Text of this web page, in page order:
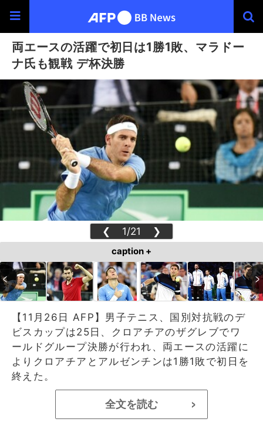
両エースの活躍で初日は1勝1敗、マラドー
ナ氏も観戦 デ杯決勝
❮ 1/21 ❯
caption +
【11月26日 AFP】男子テニス、国別対抗戦のデ
ビスカップは25日、クロアチアのザグレブでワ
ールドグループ決勝が行われ、両エースの活躍に
よりクロアチアとアルゼンチンは1勝1敗で初日を
終えた。
全文を読む >